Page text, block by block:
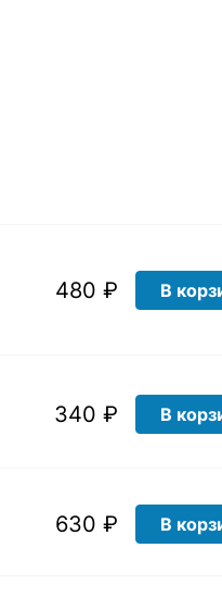
480 ₽ В
340 ₽ В
630 ₽ В